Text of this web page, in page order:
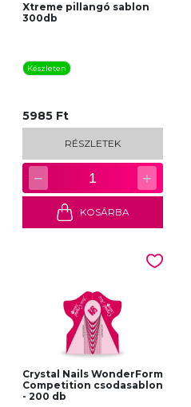
Xtreme pillangó sablon
300db
Készleten
5985 Ft
RÉSZLETEK
− 1 +
KOSÁRBA
Crystal Nails WonderForm
Competition csodasablon
- 200 db